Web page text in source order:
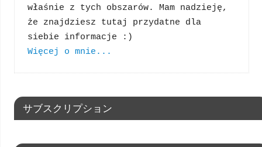
właśnie z tych obszarów. Mam nadzieję,
że znajdziesz tutaj przydatne dla
Więcej o mnie...
サブスクリプション